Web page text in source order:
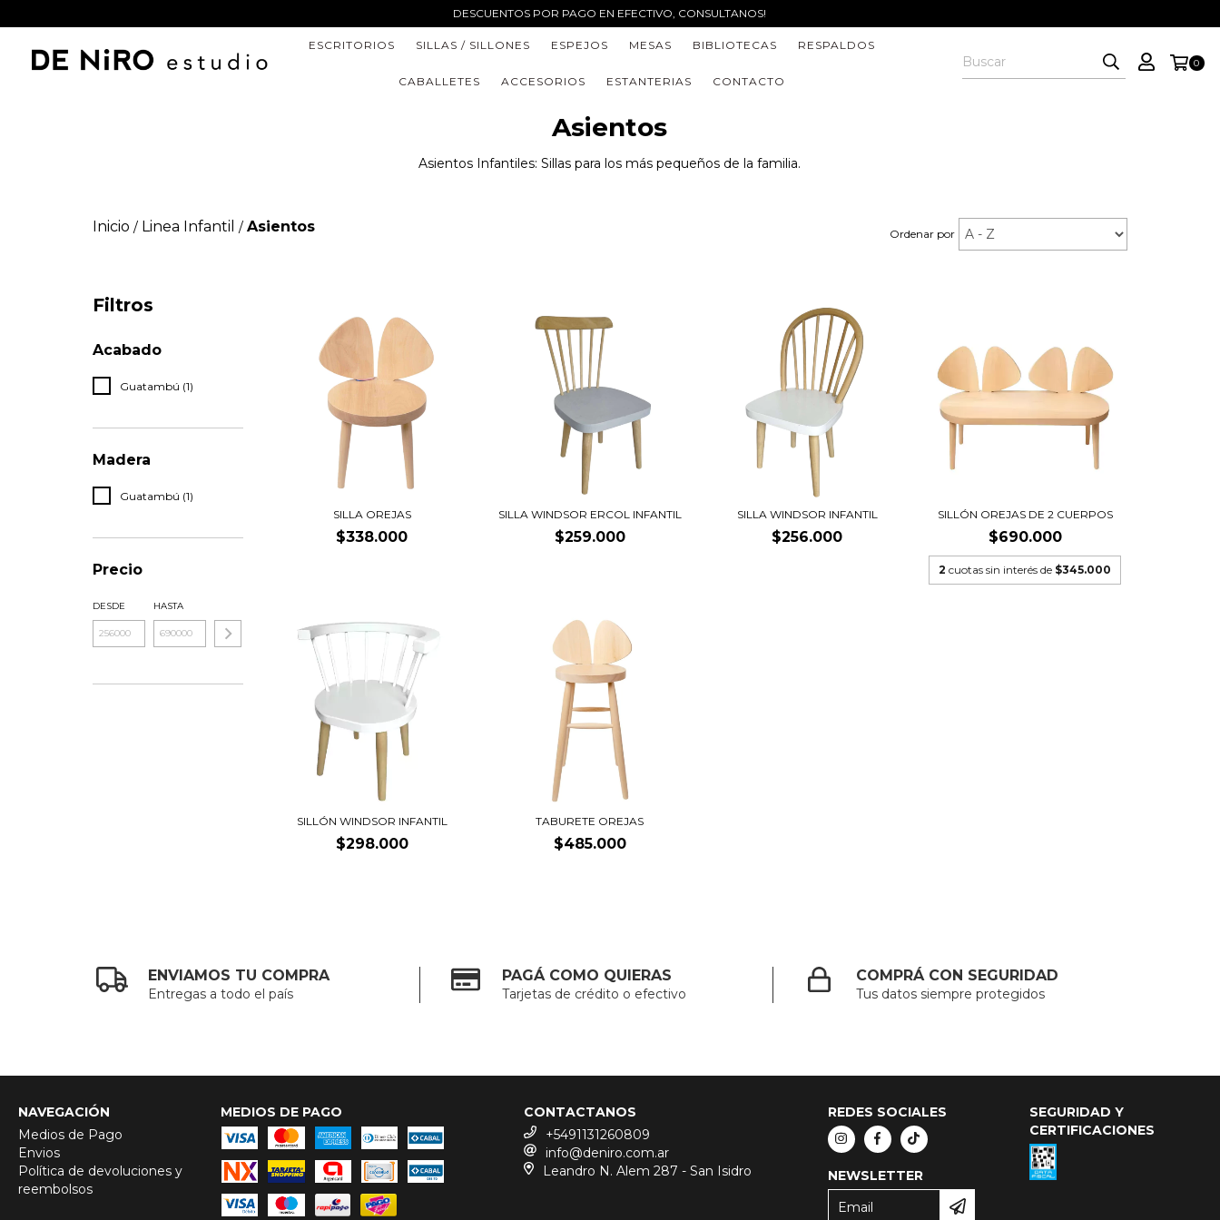
DESCUENTOS POR PAGO EN EFECTIVO, CONSULTANOS!
ESCRITORIOS SILLAS / SILLONES ESPEJOS MESAS BIBLIOTECAS RESPALDOS
CABALLETES ACCESORIOS ESTANTERIAS CONTACTO
0
Asientos
Asientos Infantiles: Sillas para los más pequeños de la familia.
Inicio / Linea Infantil / Asientos Ordenar por
Filtros
Acabado
Guatambú (1)
Madera
Guatambú (1)
Precio
DESDE HASTA
SILLA OREJAS
$338.000
SILLA WINDSOR ERCOL INFANTIL
$259.000
SILLA WINDSOR INFANTIL
$256.000
SILLÓN OREJAS DE 2 CUERPOS
$690.000
2 cuotas sin interés de $345.000
SILLÓN WINDSOR INFANTIL
$298.000
TABURETE OREJAS
$485.000
ENVIAMOS TU COMPRA
Entregas a todo el país
PAGÁ COMO QUIERAS
Tarjetas de crédito o efectivo
COMPRÁ CON SEGURIDAD
Tus datos siempre protegidos
NAVEGACIÓN
Medios de Pago
Envios
Política de devoluciones y
reembolsos
MEDIOS DE PAGO
CONTACTANOS
+5491131260809
info@deniro.com.ar
Leandro N. Alem 287 - San Isidro
REDES SOCIALES
NEWSLETTER
SEGURIDAD Y
CERTIFICACIONES